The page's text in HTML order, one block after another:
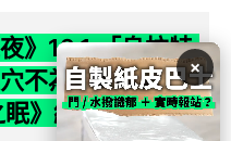
》12.1 「烏拉特
不為提高世界首
》縮短約 10 分
×